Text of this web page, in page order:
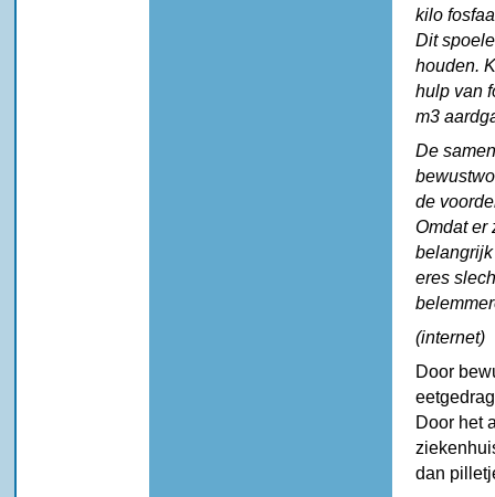
kilo
Dit
houden.
hulp van
m3
De
de
Omdat er
eres
(internet)
Door
Door het
dan